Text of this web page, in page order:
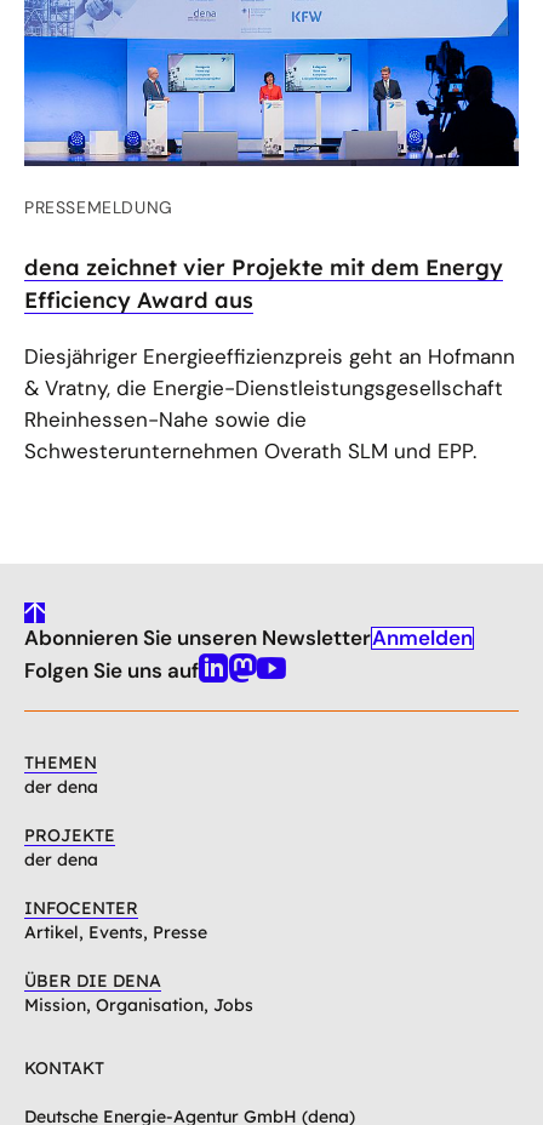
PRESSEMELDUNG
dena zeichnet vier Projekte mit dem Energy
Efficiency Award aus
Diesjähriger Energieeffizienzpreis geht an Hofmann
& Vratny, die Energie-Dienstleistungsgesellschaft
Rheinhessen-Nahe sowie die
Schwesterunternehmen Overath SLM und EPP.
gehe
nach
oben
Abonnieren Sie unseren NewsletterAnmelden
Folgen Sie uns aufLinkedin
Mastodon
Youtube
THEMEN
der dena
PROJEKTE
der dena
INFOCENTER
Artikel, Events, Presse
ÜBER DIE DENA
Mission, Organisation, Jobs
KONTAKT
Deutsche Energie-Agentur GmbH (dena)